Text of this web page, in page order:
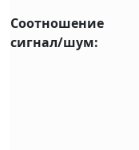
Соотношение
сигнал/шум: